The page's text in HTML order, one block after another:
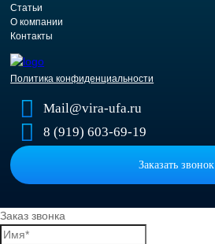
Статьи
О компании
Контакты
Политика конфиденциальности
Mail@vira-ufa.ru
8 (919) 603-69-19
Заказать звонок
Заказ звонка